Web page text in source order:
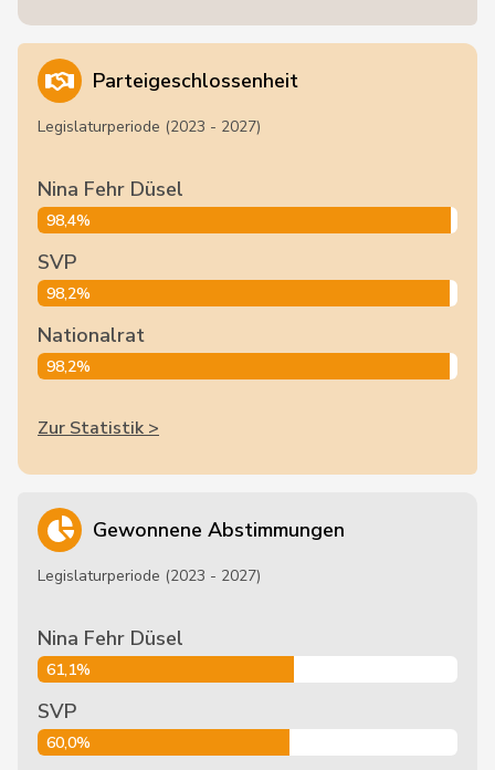
Parteigeschlossenheit
Legislaturperiode (2023 - 2027)
Nina Fehr Düsel
98,4%
SVP
98,2%
Nationalrat
98,2%
Zur Statistik >
Gewonnene Abstimmungen
Legislaturperiode (2023 - 2027)
Nina Fehr Düsel
61,1%
SVP
60,0%